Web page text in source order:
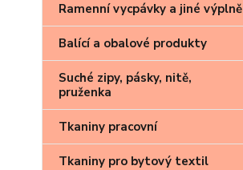
Ramenní vycpávky a jiné výplně
Balící a obalové produkty
Suché zipy, pásky, nitě,
pruženka
Tkaniny pracovní
Tkaniny pro bytový textil